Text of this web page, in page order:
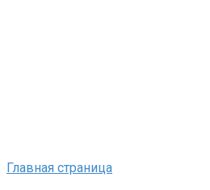
Главная страница